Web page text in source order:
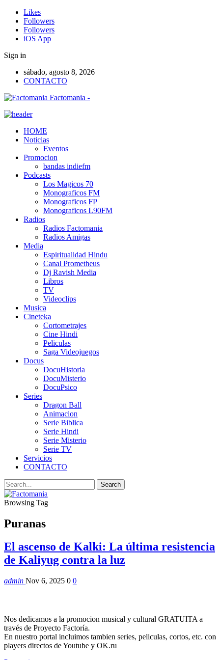
Likes
Followers
Followers
iOS App
Sign in
sábado, agosto 8, 2026
CONTACTO
Factomania -
HOME
Noticias
Eventos
Promocion
bandas indiefm
Podcasts
Los Magicos 70
Monograficos FM
Monograficos FP
Monograficos L90FM
Radios
Radios Factomania
Radios Amigas
Media
Espiritualidad Hindu
Canal Prometheus
Dj Ravish Media
Libros
TV
Videoclips
Musica
Cineteka
Cortometrajes
Cine Hindi
Peliculas
Saga Videojuegos
Docus
DocuHistoria
DocuMisterio
DocuPsico
Series
Dragon Ball
Animacion
Serie Biblica
Serie Hindi
Serie Misterio
Serie TV
Servicios
CONTACTO
Browsing Tag
Puranas
El ascenso de Kalki: La última resistencia
de Kaliyug contra la luz
admin Nov 6, 2025 0 0
Nos dedicamos a la promocion musical y cultural GRATUITA a
través de Proyecto Factoría.
En nuestro portal incluimos tambien series, peliculas, cortos, etc. con
players directos de Youtube y OK.ru